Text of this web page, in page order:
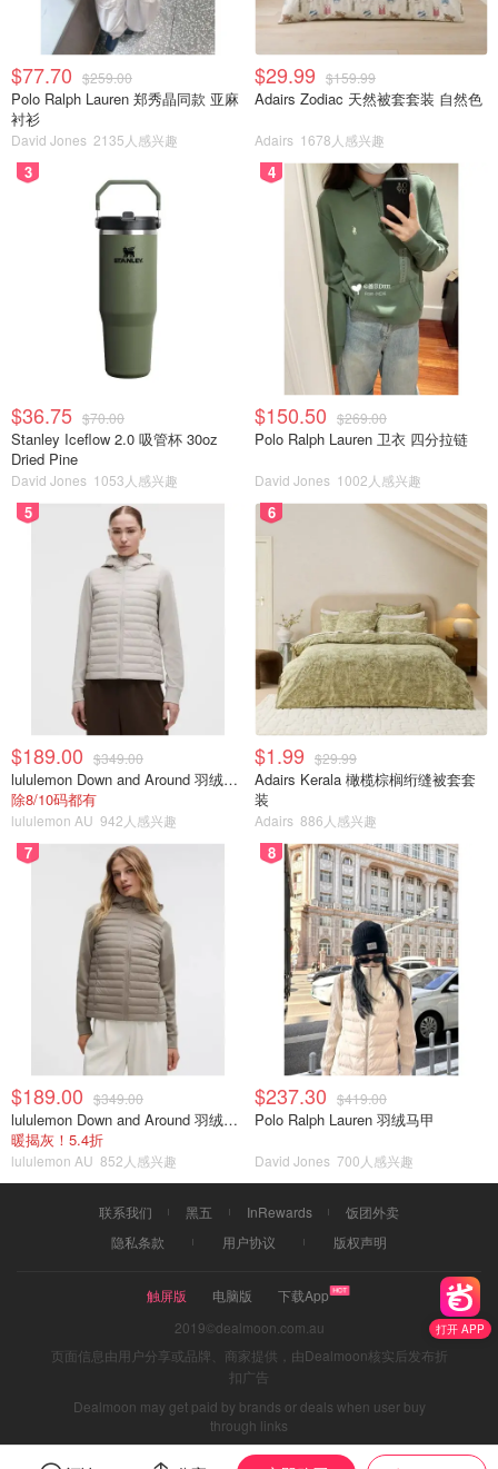
打开 APP
$77.70 $259.00
Polo Ralph Lauren 郑秀晶同款 亚麻
衬衫
David Jones 2135人感兴趣
$29.99 $159.99
Adairs Zodiac 天然被套套装 自然色
Adairs 1678人感兴趣
3
$36.75 $70.00
Stanley Iceflow 2.0 吸管杯 30oz
Dried Pine
David Jones 1053人感兴趣
4
$150.50 $269.00
Polo Ralph Lauren 卫衣 四分拉链
David Jones 1002人感兴趣
5
$189.00 $349.00
lululemon Down and Around 羽绒夹克
除8/10码都有
lululemon AU 942人感兴趣
6
$1.99 $29.99
Adairs Kerala 橄榄棕榈绗缝被套套
装
Adairs 886人感兴趣
7
$189.00 $349.00
lululemon Down and Around 羽绒夹克
暖揭灰！5.4折
lululemon AU 852人感兴趣
8
$237.30 $419.00
Polo Ralph Lauren 羽绒马甲
David Jones 700人感兴趣
联系我们 黑五 InRewards
饭团外卖
隐私条款
用户协议 版权声明
触屏版 电脑版
下载App
2019©dealmoon.com.au
页面信息由用户分享或品牌、商家提供，由Dealmoon核实后发布折
扣广告
Dealmoon may get paid by brands or deals when user buy
through links